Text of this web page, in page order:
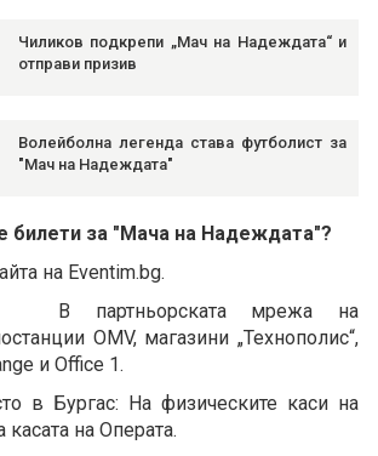
Чиликов подкрепи „Мач на Надеждата“ и
отправи призив
Волейболна легенда става футболист за
"Мач на Надеждата"
билети за "Мача на Надеждата"?
на Eventim.bg.
мрежа на
OMV, магазини „Технополис“,
и Office 1.
На физическите каси на
касата на Операта.